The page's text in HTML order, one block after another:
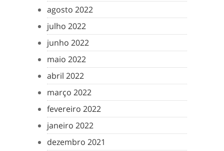
agosto 2022
julho 2022
junho 2022
maio 2022
abril 2022
março 2022
fevereiro 2022
janeiro 2022
dezembro 2021